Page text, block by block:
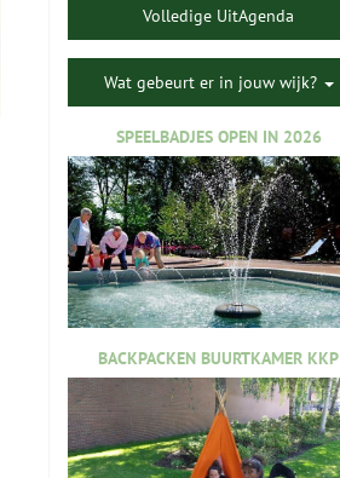
Volledige UitAgenda
Wat gebeurt er in jouw wijk?
SPEELBADJES OPEN IN 2026
BACKPACKEN BUURTKAMER KKP